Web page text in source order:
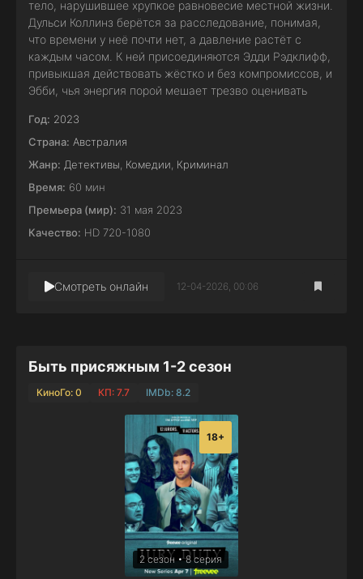
тело, нарушившее хрупкое равновесие местной жизни.
Дульси Коллинз берётся за расследование, понимая,
что времени у неё почти нет, а давление растёт с
каждым часом. К ней присоединяются Эдди Рэдклифф,
привыкшая действовать жёстко и без компромиссов, и
Эбби, чья энергия порой мешает трезво оценивать
Год: 2023
Страна: Австралия
Жанр: Детективы Комедии Криминал
Время: 60 мин
Премьера (мир): 31 мая 2023
Качество: HD 720-1080
Смотреть онлайн 12-04-2026, 00:06
Быть присяжным 1-2 сезон
КиноГо: 0 КП: 7.7 IMDb: 8.2
2 сезон • 8 серия
18+